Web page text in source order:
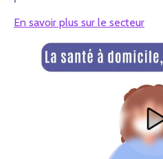
En savoir plus sur le secteur